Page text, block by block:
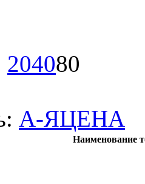
204080
А-ЯЦЕНА
Наименование